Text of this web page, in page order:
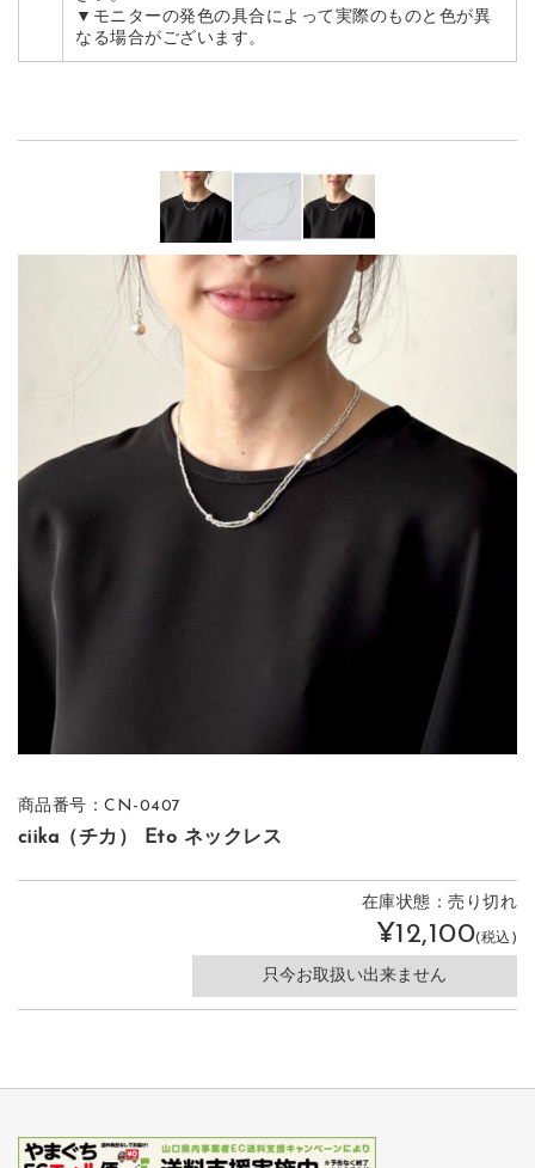
▼モニターの発色の具合によって実際のものと色が異
なる場合がございます。
商品番号：CN-0407
ciika（チカ） Eto ネックレス
在庫状態：売り切れ
¥12,100(税込)
只今お取扱い出来ません